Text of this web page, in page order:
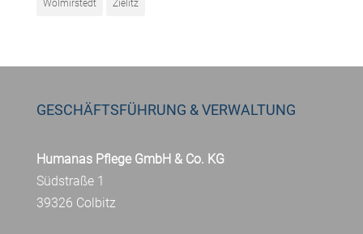
Wolmirstedt Zielitz
GESCHÄFTSFÜHRUNG & VERWALTUNG
Humanas Pflege GmbH & Co. KG
Südstraße 1
39326 Colbitz